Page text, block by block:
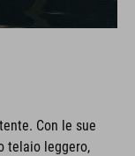
Con le sue
telaio leggero,